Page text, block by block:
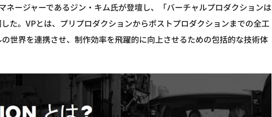
ージャーであるジン・キム氏が登壇し、「バーチャルプロダクションは
た。VPとは、プリプロダクションからポストプロダクションまでの全工
世界を連携させ、制作効率を飛躍的に向上させるための包括的な技術体